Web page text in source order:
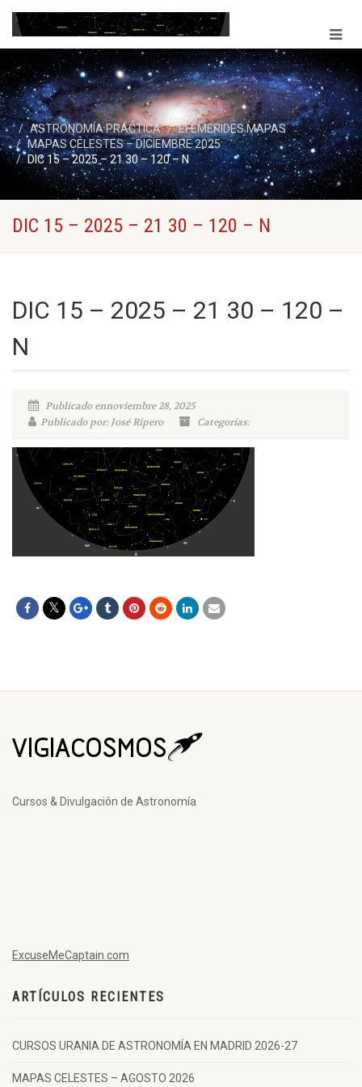
ASTRONOMÍA PRÁCTICA
EFEMERIDES MAPAS
MAPAS CELESTES – DICIEMBRE 2025
DIC 15 – 2025 – 21 30 – 120 – N
DIC 15 – 2025 – 21 30 – 120 – N
DIC 15 – 2025 – 21 30 – 120 –
N
Publicado ennoviembre 28, 2025
Publicado por: José Ripero
Categorías:
Cursos & Divulgación de Astronomía
ExcuseMeCaptain.com
ARTÍCULOS RECIENTES
CURSOS URANIA DE ASTRONOMÍA EN MADRID 2026-27
MAPAS CELESTES – AGOSTO 2026